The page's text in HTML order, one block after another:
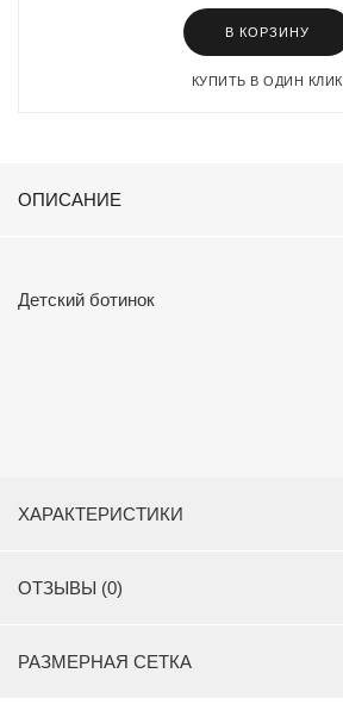
В КОРЗИНУ
КУПИТЬ В ОДИН КЛИК
ОПИСАНИЕ
Детский ботинок
ХАРАКТЕРИСТИКИ
ОТЗЫВЫ (0)
РАЗМЕРНАЯ СЕТКА